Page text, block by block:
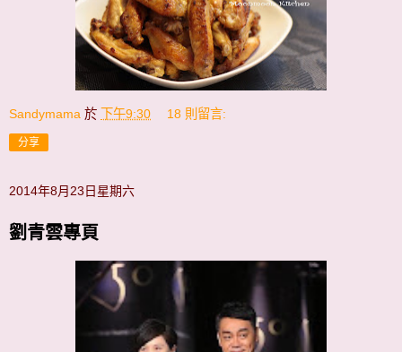
Sandymama 於 下午9:30 18 則留言:
分享
2014年8月23日星期六
劉青雲專頁